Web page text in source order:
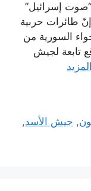
إسرائيل”
طائرات حربية
السورية من
تابعة لجيش
, جيش الأسد,